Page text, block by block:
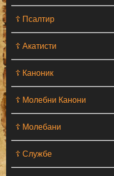
☦ Псалтир
☦ Акатисти
☦ Каноник
☦ Молебни Канони
☦ Молебани
☦ Службе